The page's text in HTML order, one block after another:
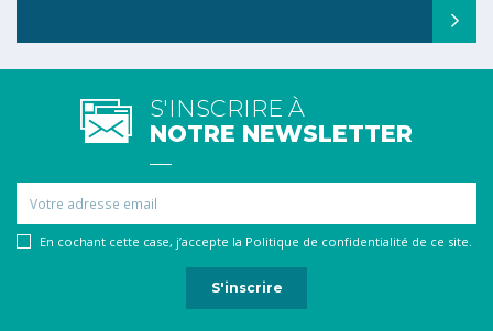
S'INSCRIRE À
NOTRE NEWSLETTER
En cochant cette case, j’accepte la Politique de confidentialité de ce site.